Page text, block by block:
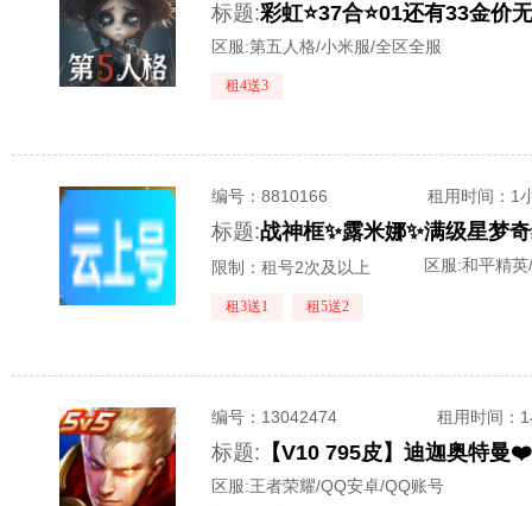
标题:彩虹⭐37合⭐01还有33金价
区服:第五人格/小米服/全区全服
租4送3
编号：8810166 租用时间 ：1
标题:
限制：租号2次及以上 区服:和平精
租3送1 租5送2
编号： 13042474 租用时间 ：
标题:
区服:王者荣耀/QQ安卓/QQ账号